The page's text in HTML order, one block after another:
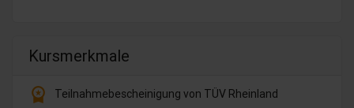
Kursmerkmale
workspace_premium
Teilnahmebescheinigung von TÜV Rheinland